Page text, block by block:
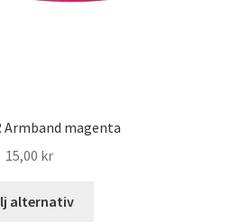
Armband magenta
15,00 kr
alternativ